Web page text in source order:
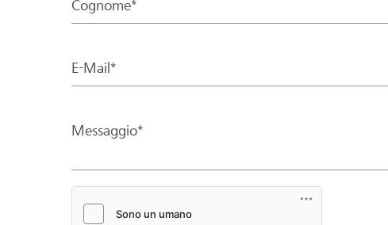
Cognome*
E-Mail*
Messaggio*